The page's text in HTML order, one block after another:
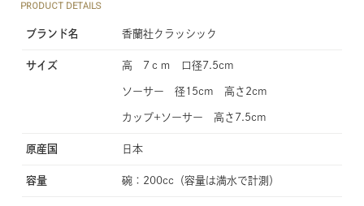
PRODUCT DETAILS
ブランド名 香蘭社クラッシック
サイズ 高 7ｃｍ 口径7.5cm
ソーサー 径15cm 高さ2cm
カップ+ソーサー 高さ7.5cm
原産国 日本
容量 碗：200cc（容量は満水で計測）